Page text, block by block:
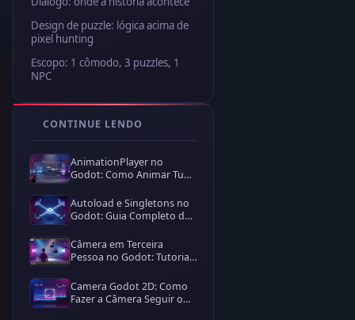
Design de puzzle: lógica acima de
pixel hunting
Escopo: 1 cômodo, 3 puzzles, 1
NPC
CONTINUE LENDO
AnimationPlayer no
Godot: Como Animar Tudo
Autoload e Singletons no
Godot: Guia Completo de
Câmera em Terceira
Pessoa no Godot: Tutorial
GDScript
Camera Godot 2D: Como
Fazer a Câmera Seguir o